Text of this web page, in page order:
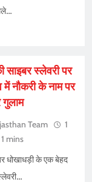
साइबर स्लेवरी पर
में नौकरी के नाम पर
Team
1
1 mins
धोखाधड़ी के एक बेहद